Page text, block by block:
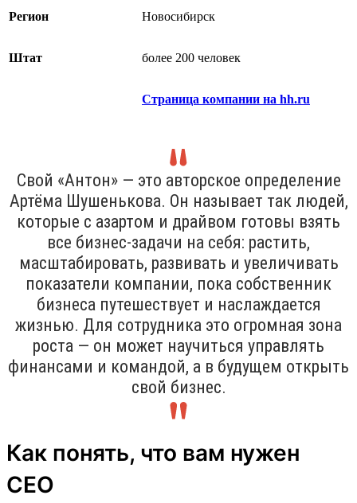
Регион Новосибирск
Штат более 200 человек
Страница компании на hh.ru
Свой «Антон» — это авторское определение
Артёма Шушенькова. Он называет так людей,
которые с азартом и драйвом готовы взять
все бизнес-задачи на себя: растить,
масштабировать, развивать и увеличивать
показатели компании, пока собственник
бизнеса путешествует и наслаждается
жизнью. Для сотрудника это огромная зона
роста — он может научиться управлять
финансами и командой, а в будущем открыть
свой бизнес.
Как понять, что вам нужен
CEO